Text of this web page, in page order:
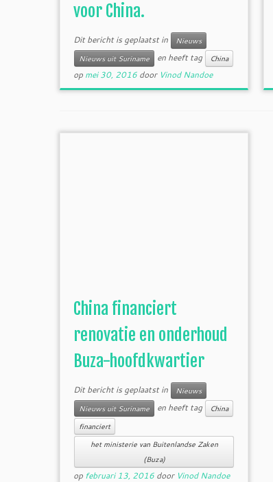
voor China.
Dit bericht is geplaatst in
Nieuws
Nieuws uit Suriname
en heeft tag China
op mei 30, 2016 door Vinod Nandoe
China financiert
renovatie en onderhoud
Buza-hoofdkwartier
Dit bericht is geplaatst in
Nieuws
Nieuws uit Suriname
en heeft tag
China
financiert
het ministerie van Buitenlandse Zaken
(Buza)
op februari 13, 2016 door Vinod Nandoe